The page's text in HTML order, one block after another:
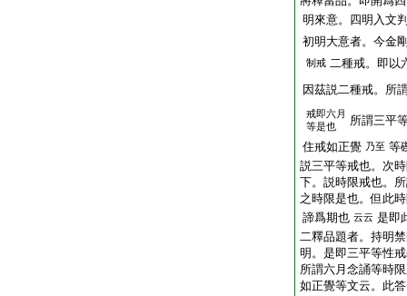
明來意。四明入文
初明大意者。今金
制戒 二種戒。即以
因茲説二種戒。所
戒即六月
等是也
所謂三平
住戒如正覺 乃至 等
説三平等戒也。次
下。説時限戒也。
之時限是也。但此
諦爲期也 云云 是即
二釋品題者。持明
明。是即三平等性
所謂六月念誦等時
如正覺等文云。此